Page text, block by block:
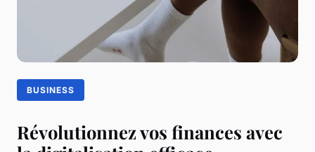
BUSINESS
Révolutionnez vos finances avec